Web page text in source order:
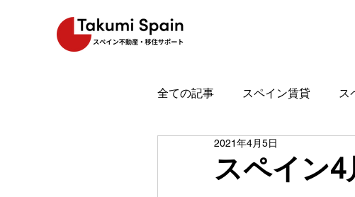
全ての記事 スペイン賃貸 ス
スペイン魅力
スペイン
2021年4月5日